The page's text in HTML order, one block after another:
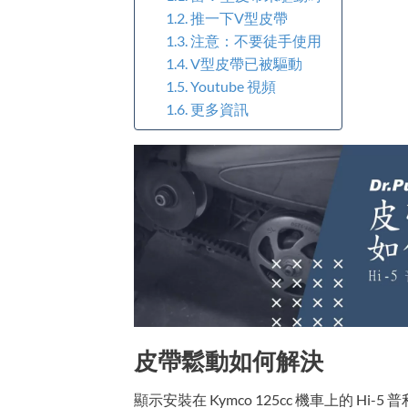
推一下V型皮帶
注意：不要徒手使用
V型皮帶已被驅動
Youtube 視頻
更多資訊
皮帶鬆動如何解決
顯示安裝在 Kymco 125cc 機車上的 Hi-5 普